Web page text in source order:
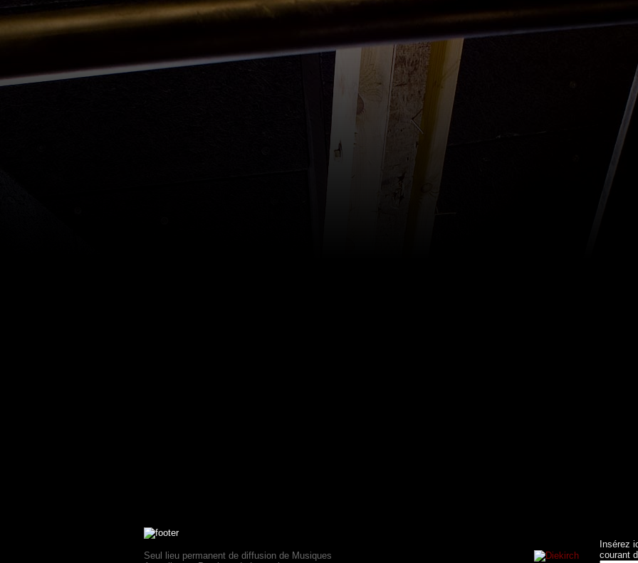
Insérez
courant
Seul lieu permanent de diffusion de Musiques